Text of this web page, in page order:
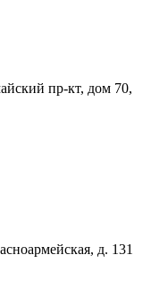
пр-кт, дом 70,
д. 131